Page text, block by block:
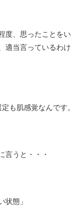
度、思ったことをい
適当言っているわけ
も肌感覚なんです。
言うと・・・
状態」